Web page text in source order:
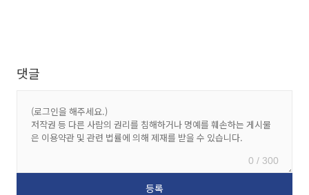
댓글
0 / 300